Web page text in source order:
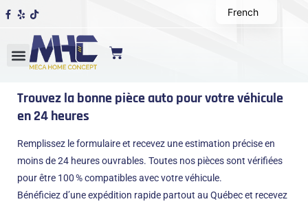
Trouvez la bonne pièce auto pour votre véhicule
en 24 heures
Remplissez le formulaire et recevez une estimation précise en
moins de 24 heures ouvrables. Toutes nos pièces sont vérifiées
pour être 100 % compatibles avec votre véhicule.
Bénéficiez d’une expédition rapide partout au Québec et recevez
French